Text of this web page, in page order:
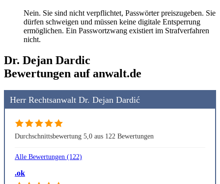
Nein. Sie sind nicht verpflichtet, Passwörter preiszugeben. Sie
dürfen schweigen und müssen keine digitale Entsperrung
ermöglichen. Ein Passwortzwang existiert im Strafverfahren
nicht.
Dr. Dejan Dardic
Bewertungen auf anwalt.de
Herr Rechtsanwalt Dr. Dejan Dardić
Durchschnittsbewertung 5,0 aus 122 Bewertungen
Alle Bewertungen (122)
.ok